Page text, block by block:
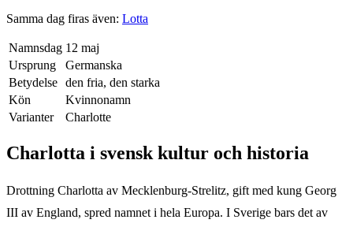
Samma dag firas även: Lotta
Namnsdag 12 maj
Ursprung
Germanska
Betydelse den fria, den starka
Kön
Kvinnonamn
Varianter
Charlotte
Charlotta i svensk kultur och historia
Drottning Charlotta av Mecklenburg-Strelitz, gift med kung Georg
III av England, spred namnet i hela Europa. I Sverige bars det av